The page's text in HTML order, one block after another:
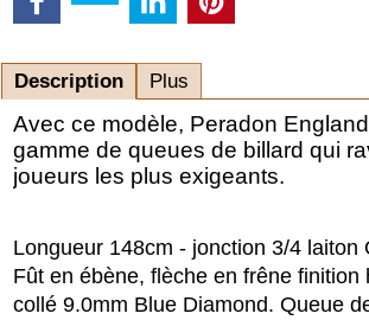
Description Plus
Avec ce modèle, Peradon
gamme de queues de billard qui
joueurs les plus exigeants.
Longueur 148cm - jonction 3/4 laiton
Fût en ébène, flèche en frêne finition
collé 9.0mm Blue Diamond. Queue